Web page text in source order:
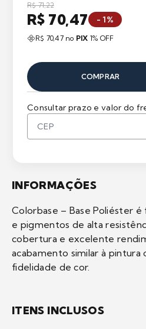
R$ 71,22
R$ 70,47 - 1%
R$ 70,47 no PIX 1% OFF
COMPRAR
Consultar prazo e valor do
INFORMAÇÕES
Colorbase – Base Poliéster
e pigmentos de alta
cobertura e excelente
acabamento similar à pintura
fidelidade de cor.
ITENS INCLUSOS